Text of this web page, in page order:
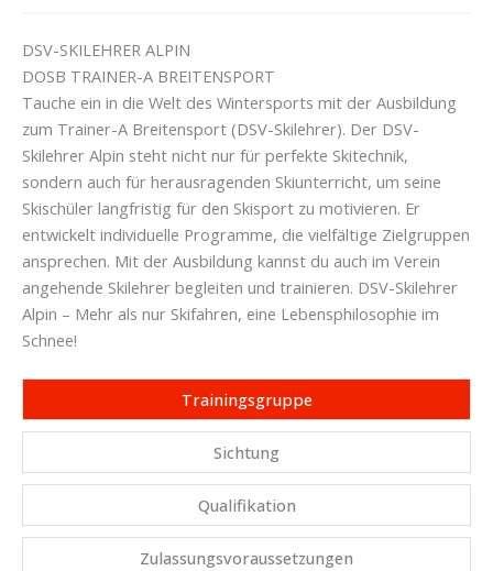
DSV-SKILEHRER ALPIN
DOSB TRAINER-A BREITENSPORT
Tauche ein in die Welt des Wintersports mit der Ausbildung
zum Trainer-A Breitensport (DSV-Skilehrer). Der DSV-
Skilehrer Alpin steht nicht nur für perfekte Skitechnik,
sondern auch für herausragenden Skiunterricht, um seine
Skischüler langfristig für den Skisport zu motivieren. Er
entwickelt individuelle Programme, die vielfältige Zielgruppen
ansprechen. Mit der Ausbildung kannst du auch im Verein
angehende Skilehrer begleiten und trainieren. DSV-Skilehrer
Alpin – Mehr als nur Skifahren, eine Lebensphilosophie im
Schnee!
Trainingsgruppe
Sichtung
Qualifikation
Zulassungsvoraussetzungen